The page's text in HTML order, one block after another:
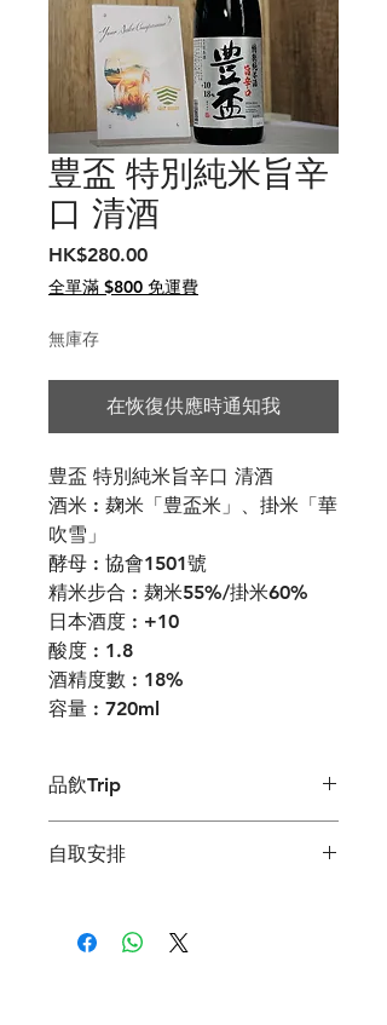
豊盃 特別純米旨辛
口 清酒
HK$280.00價
格
全單滿 $800 免運費
無庫存
在恢復供應時通知我
豊盃 特別純米旨辛口 清酒
酒米 : 麹米「豊盃米」、掛米「華
吹雪」
酵母 : 協會1501號
精米步合 : 麹米55%/掛米60%
日本酒度 : +10
酸度 : 1.8
酒精度數 : 18%
容量 : 720ml
品飲Trip
酒，清爽而不辛辣，口味濃郁，酒精度
自取安排
可經網店預設的Whatsapp / 通訊設備
確認取貨安排. 如未預先確認取貨安排